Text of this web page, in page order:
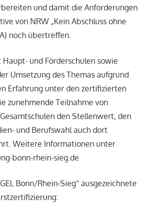
und damit die Anforderungen
von NRW „Kein Abschluss ohne
noch übertreffen.
und Förderschulen sowie
Umsetzung des Themas aufgrund
Erfahrung unter den zertifizierten
zunehmende Teilnahme von
den Stellenwert, den
und Berufswahl auch dort
Weitere Informationen unter
bonn-rhein-sieg.de
Bonn/Rhein-Sieg“ ausgezeichnete